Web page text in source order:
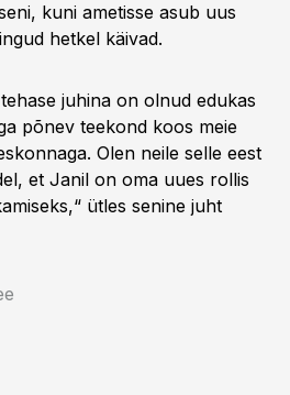
kuni ametisse asub uus
hetkel käivad.
juhina on olnud edukas
põnev teekond koos meie
Olen neile selle eest
et Janil on oma uues rollis
ütles senine juht